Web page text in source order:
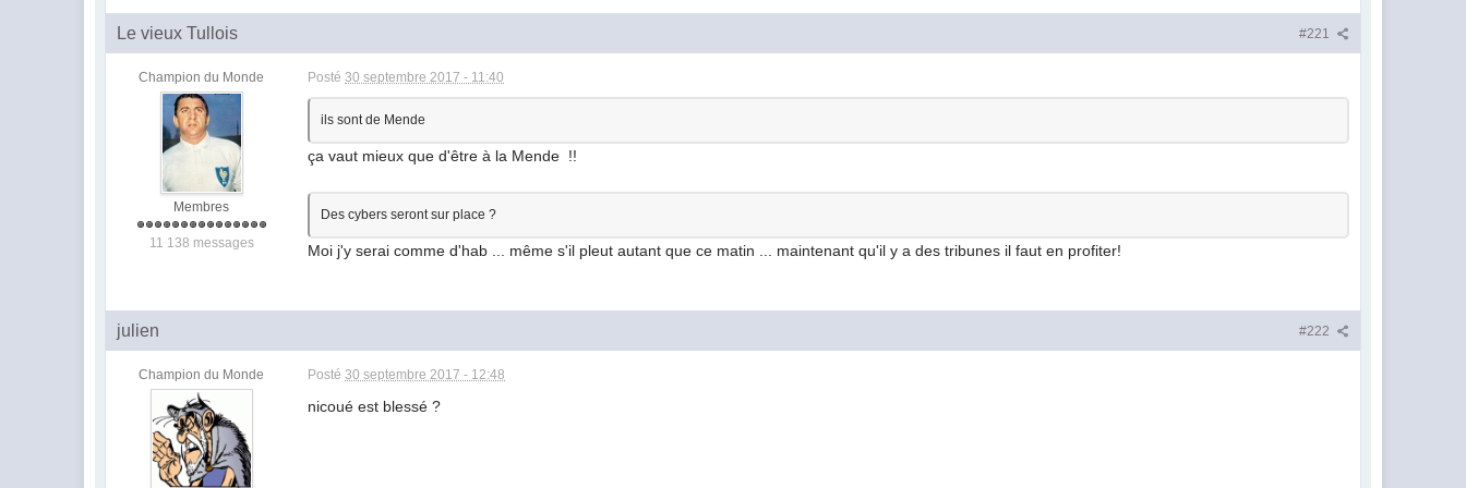
#221
Le vieux Tullois
Champion du Monde
Membres
11 138 messages
Posté30 septembre 2017 - 11:40
ils sont de Mende
ça vaut mieux que d'être à la Mende !!
Des cybers seront sur place ?
Moi j'y serai comme d'hab ... même s'il pleut autant que ce matin ... maintenant qu'il y a des tribunes il faut en profiter!
#222
julien
Champion du Monde Posté30 septembre 2017 - 12:48
nicoué est blessé ?